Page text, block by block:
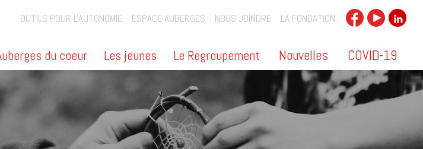
OUTILS POUR L'AUTONOMIE ESPACE AUBERGES NOUS JOINDRE LA FONDATION
du coeur Les jeunes Le Regroupement Nouvelles COVID-19